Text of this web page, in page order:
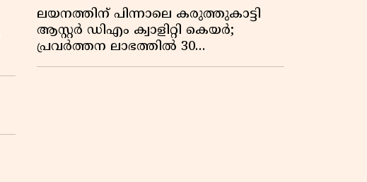
ലയനത്തിന് പിന്നാലെ കരുത്തുകാട്ടി
ആസ്റ്റർ ഡിഎം ക്വാളിറ്റി കെയർ;
പ്രവർത്തന ലാഭത്തിൽ 30
ശതമാനത്തിൻ്റെ വളർച്ച,